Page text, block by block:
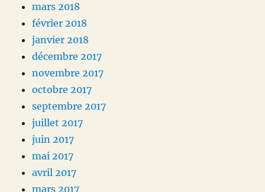
mars 2018
février 2018
janvier 2018
décembre 2017
novembre 2017
octobre 2017
septembre 2017
juillet 2017
juin 2017
mai 2017
avril 2017
mars 2017